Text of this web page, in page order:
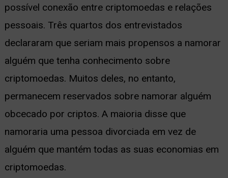
possível conexão entre criptomoedas e relações
pessoais. Três quartos dos entrevistados
declararam que seriam mais propensos a namorar
alguém que tenha conhecimento sobre
criptomoedas. Muitos deles, no entanto,
permanecem reservados sobre namorar alguém
obcecado por criptos. A maioria disse que
namoraria uma pessoa divorciada em vez de
alguém que mantém todas as suas economias em
criptomoedas.